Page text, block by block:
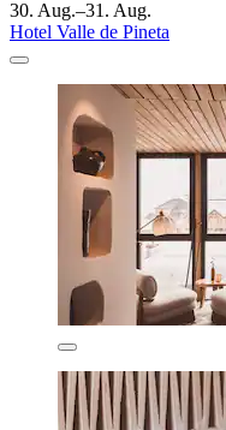
30. Aug.–31. Aug.
Hotel Valle de Pineta